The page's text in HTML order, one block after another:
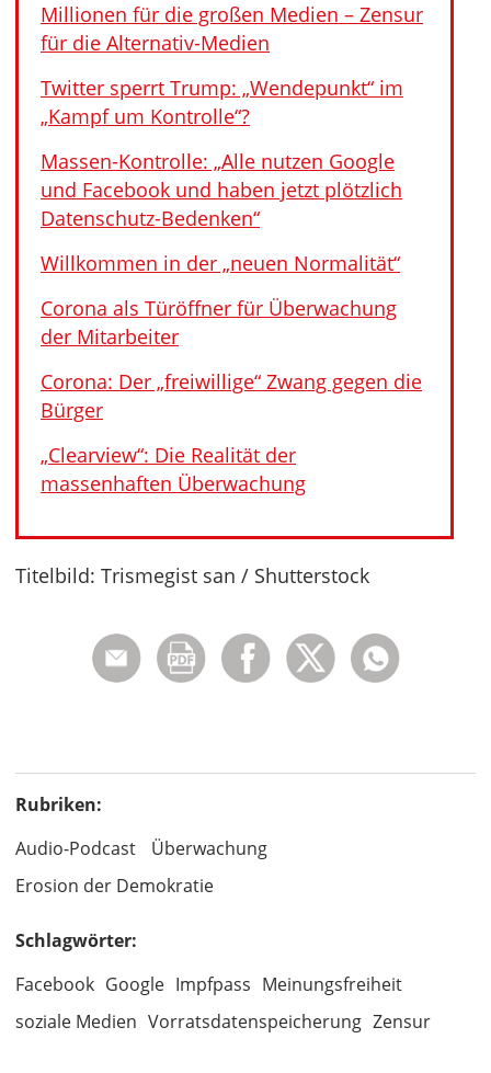
Millionen für die großen Medien – Zensur
für die Alternativ-Medien
Twitter sperrt Trump: „Wendepunkt“ im
„Kampf um Kontrolle“?
Massen-Kontrolle: „Alle nutzen Google
und Facebook und haben jetzt plötzlich
Datenschutz-Bedenken“
Willkommen in der „neuen Normalität“
Corona als Türöffner für Überwachung
der Mitarbeiter
Corona: Der „freiwillige“ Zwang gegen die
Bürger
„Clearview“: Die Realität der
massenhaften Überwachung
Titelbild: Trismegist san / Shutterstock
Rubriken:
Audio-Podcast
Überwachung
Erosion der Demokratie
Schlagwörter:
Facebook Google Impfpass Meinungsfreiheit
soziale Medien Vorratsdatenspeicherung Zensur